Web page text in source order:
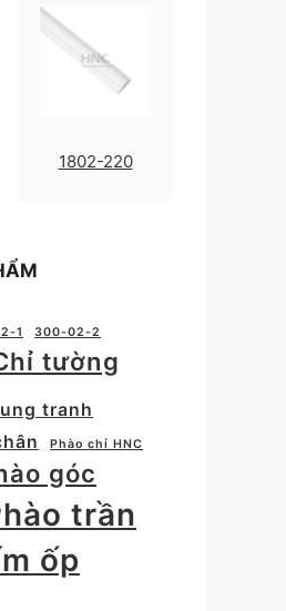
1802-220
1 300-02-2
tường
tranh
Phào chỉ HNC
góc
trần
ốp